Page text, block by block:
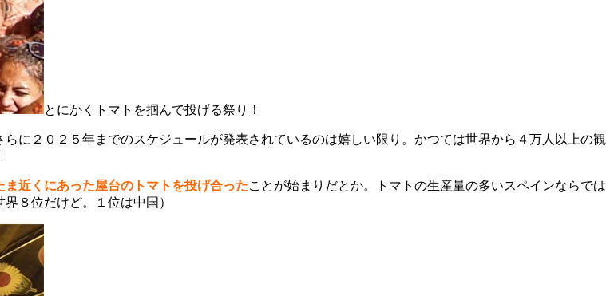
とにかくトマトを掴んで投げる祭り！
に２０２５年までのスケジュールが発表されているのは嬉しい限り。かつては世界から４万人以上の観
ま近くにあった屋台のトマトを投げ合ったことが始まりだとか。トマトの生産量の多いスペインならでは
８位だけど。１位は中国）